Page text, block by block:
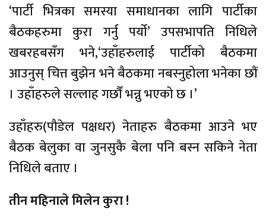
‘पार्टी भित्रका समस्या समाधानका लागि पार्टीका
बैठकहरुमा कुरा गर्नु पर्यो‍’ उपसभापति निधिले
खबरहबसँग भने,‘उहाँहरुलाई पार्टीको बैठकमा
आउनुस् चित्त बुझेन भने बैठकमा नबस्नुहोला भनेका छौं
। उहाँहरुले सल्लाह गर्छौं भन्नु भएको छ ।’
उहाँहरु(पौडेल पक्षधर) नेताहरु बैठकमा आउने भए
बैठक बेलुका वा जुनसुकै बेला पनि बस्न सकिने नेता
निधिले बताए ।
तीन महिनाले मिलेन कुरा !